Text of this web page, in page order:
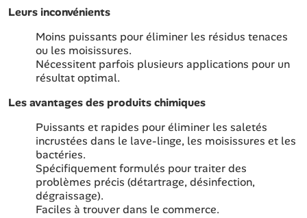
Leurs inconvénients
Moins puissants pour éliminer les résidus tenaces
ou les moisissures.
Nécessitent parfois plusieurs applications pour un
résultat optimal.
Les avantages des produits chimiques
Puissants et rapides pour éliminer les saletés
incrustées dans le lave-linge, les moisissures et les
bactéries.
Spécifiquement formulés pour traiter des
problèmes précis (détartrage, désinfection,
dégraissage).
Faciles à trouver dans le commerce.